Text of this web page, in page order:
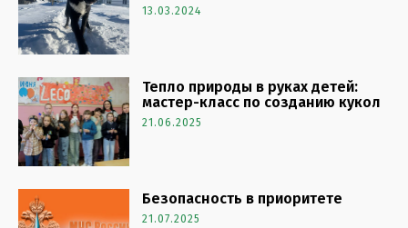
13.03.2024
Тепло природы в руках детей:
мастер-класс по созданию кукол
21.06.2025
Безопасность в приоритете
21.07.2025